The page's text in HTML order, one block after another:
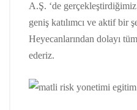
A.Ş. ‘de
geniş katılımcı ve aktif bir
Heyecanlarından dolayı
ederiz.